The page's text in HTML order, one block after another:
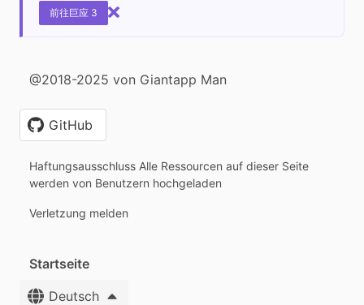
前往巨应 3
@2018-2025 von Giantapp Man
GitHub
Haftungsausschluss Alle Ressourcen auf dieser Seite
werden von Benutzern hochgeladen
Verletzung melden
Startseite
Deutsch